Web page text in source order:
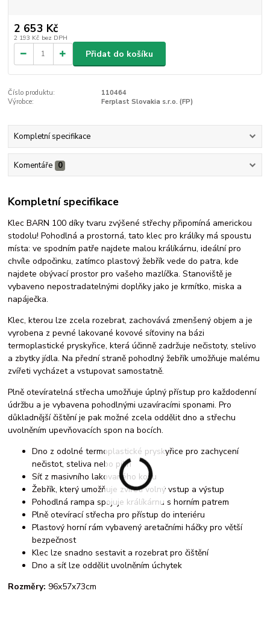
2 653 Kč
2 193 Kč bez DPH
Přidat do košíku
Číslo produktu:
110464
Výrobce:
Ferplast Slovakia s.r.o. (FP)
Kompletní specifikace
Komentáře 0
Kompletní specifikace
Klec BARN 100 díky tvaru zvýšené střechy připomíná americkou
stodolu! Pohodlná a prostorná, tato klec pro králíky má spoustu
místa: ve spodním patře najdete malou králíkárnu, ideální pro
chvíle odpočinku, zatímco plastový žebřík vede do patra, kde
najdete obývací prostor pro vašeho mazlíčka. Stanoviště je
vybaveno nepostradatelnými doplňky jako je krmítko, miska a
napáječka.
Klec, kterou lze zcela rozebrat, zachovává zmenšený objem a je
vyrobena z pevné lakované kovové síťoviny na bázi
termoplastické pryskyřice, která účinně zadržuje nečistoty, stelivo
a zbytky jídla. Na přední straně pohodlný žebřík umožňuje malému
zvířeti vycházet a vstupovat samostatně.
Plně otevíratelná střecha umožňuje úplný přístup pro každodenní
údržbu a je vybavena pohodlnými uzavíracími sponami. Pro
důkladnější čištění je pak možné zcela oddělit dno a střechu
uvolněním upevňovacích spon na bocích.
Dno z odolné termoplastické pryskyřice pro zachycení
nečistot, steliva nebo pilin
Síť z masivního lakovaného kovu
Žebřík, který umožňuje zvířeti volný vstup a výstup
Pohodlná rampa spojuje králíkárnu s horním patrem
Plně otevírací střecha pro přístup do interiéru
Plastový horní rám vybavený aretačními háčky pro větší
bezpečnost
Klec lze snadno sestavit a rozebrat pro čištění
Dno a síť lze oddělit uvolněním úchytek
Rozměry: 96x57x73cm